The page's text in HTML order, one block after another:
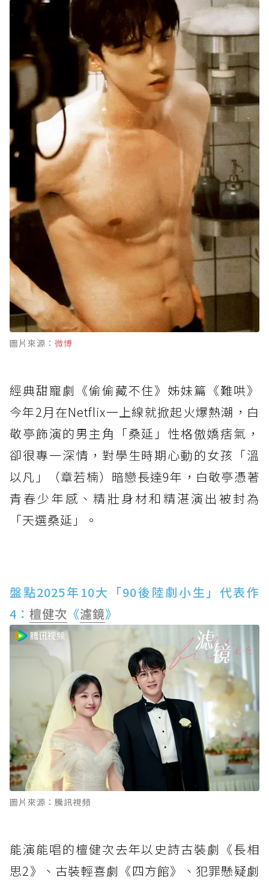
圖片來源： 微博
經典甜寵劇《偷偷藏不住》姊妹篇《難哄》
今年2月在Netflix一上線就掀起火爆熱潮，白
敬亭飾演的男主角「桑延」性格傲嬌痞氣，
卻很專一深情，對學生時期心動的女孩「溫
以凡」（章若楠）暗戀長達9年，白敬亭憑著
青春少年感、精壯身材和精湛演出被封為
「天選桑延」。
盤點2025年10大「90後陸劇小生」代表作
4： 檀健次 《濾鏡》
圖片來源：騰訊視頻
能演能唱的檀健次去年以史詩古裝劇《長相
思2》、古裝輕喜劇《四方館》、犯罪懸疑劇